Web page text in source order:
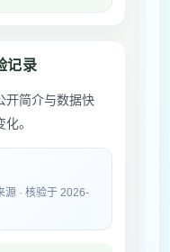
记录
开简介与数据快
。
源 · 核验于 2026-